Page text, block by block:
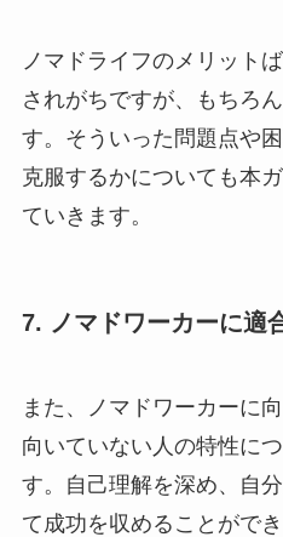
ノマドライフのメリット
されがちですが、もちろ
す。そういった問題点や
克服するかについても本
ていきます。
7. ノマドワーカーに適
また、ノマドワーカーに
向いていない人の特性に
す。自己理解を深め、自
て成功を収めることがで